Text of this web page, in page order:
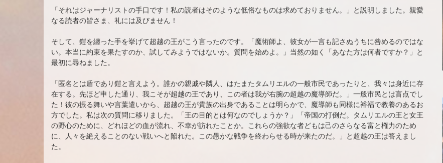
「それはジャーナリストの手口です！私の読者はそのような低俗なものは求めておりません。」と説明しました。親愛
なる読者の皆さま、礼には及びません！
そして、鎧を纏った手を挙げて超越の王がこう言ったのです。「魔術師よ、彼女が一言も記さぬうちに咎めるのではな
い。本当に約束を果たすのか、試してみようではないか。質問を始めよ。」当然の如く「あなた方は何者ですか？」と
最初に尋ねました。
「匿名とは盾であり鎧と言えよう。誰かの親戚や隣人、はたまたタムリエルの一般市民であったりと、我々は身近に存
在する。先ほど申した通り、我こそが超越の王であり、この者は我が右腕の超越の魔導師だ。」一般市民とは盲点でし
た！彼の振る舞いや言葉遣いから、超越の王が貴族の出身であることは明らかで、魔導師も同様に裕福で教養のあるお
方でした。私は次の質問に移りました。「王の目的とは何なのでしょうか？」「帝国の打倒だ。タムリエルの王と女王
の野心のために、どれほどの血が流れ、不幸が訪れたことか。これらの強欲な者どもは己のさらなる富と権力のため
に、人々を絶えることのない戦いへと陥れた。この愚かな戦争を終わらせる時が来たのだ。」と超越の王は答えまし
た。